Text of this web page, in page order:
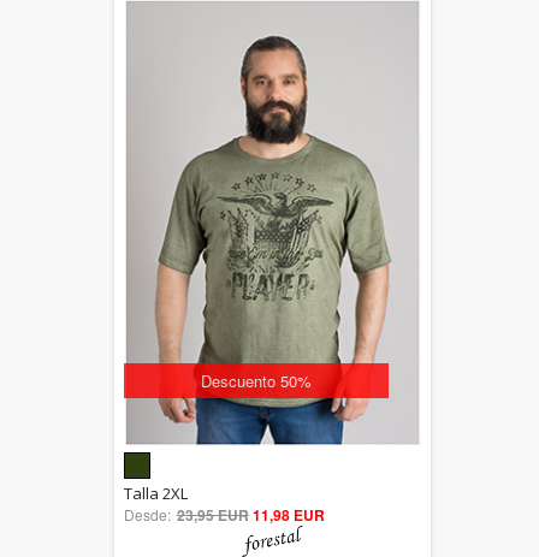
Descuento 50%
out of 5
Talla 2XL
Desde: 23,95 EUR11,98 EUR